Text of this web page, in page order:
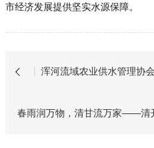
市经济发展提供坚实水源保障。